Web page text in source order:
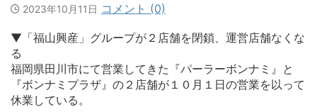
2023年10月11日 コメント (0)
▼「福山興産」グループが２店舗を閉鎖、運営店舗なくな
る
福岡県田川市にて営業してきた『パーラーボンナミ』と
『ボンナミプラザ』の２店舗が１０月１日の営業を以って
休業している。